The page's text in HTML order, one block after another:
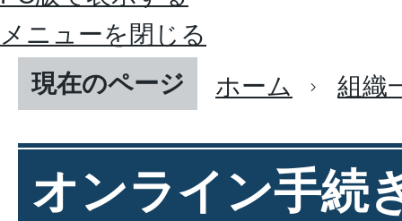
メニューを閉じる
現在のページ
ホーム 組織
オンライン手続